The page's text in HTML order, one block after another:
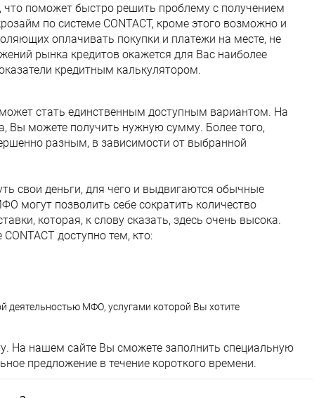
поможет быстро решить проблему с получением
по системе CONTACT, кроме этого возможно и
оплачивать покупки и платежи на месте, не
рынка кредитов окажется для Вас наиболее
кредитным калькулятором.
стать единственным доступным вариантом. На
Вы можете получить нужную сумму. Более того,
разным, в зависимости от выбранной
свои деньги, для чего и выдвигаются обычные
могут позволить себе сократить количество
которая, к слову сказать, здесь очень высока.
доступно тем, кто:
деятельностью МФО, услугами которой Вы хотите
На нашем сайте Вы сможете заполнить специальную
предложение в течение короткого времени.